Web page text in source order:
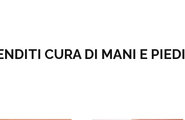
CURA DI MANI E PIEDI